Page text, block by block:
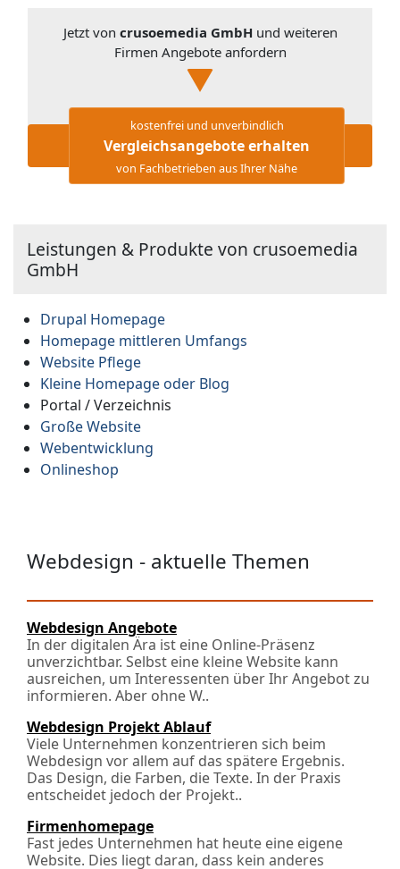
Jetzt von crusoemedia GmbHund weiteren
Firmen Angebote anfordern
kostenfrei und unverbindlich
Vergleichsangebote erhalten
von Fachbetrieben aus Ihrer Nähe
Leistungen & Produkte von crusoemedia
GmbH
Drupal Homepage
Homepage mittleren Umfangs
Website Pflege
Kleine Homepage oder Blog
Portal / Verzeichnis
Große Website
Webentwicklung
Onlineshop
Webdesign - aktuelle Themen
Webdesign Angebote
In der digitalen Ära ist eine Online-Präsenz
unverzichtbar. Selbst eine kleine Website kann
ausreichen, um Interessenten über Ihr Angebot zu
informieren. Aber ohne W..
Webdesign Projekt Ablauf
Viele Unternehmen konzentrieren sich beim
Webdesign vor allem auf das spätere Ergebnis.
Das Design, die Farben, die Texte. In der Praxis
entscheidet jedoch der Projekt..
Firmenhomepage
Fast jedes Unternehmen hat heute eine eigene
Website. Dies liegt daran, dass kein anderes